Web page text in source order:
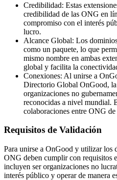
Credibilidad: Estas
credibilidad de las ONG en
compromiso con el interés
lucro.
Alcance Global: Los
como un paquete, lo que
mismo nombre en ambas
global y facilita la
Conexiones: Al unirse a
Directorio Global OnGood, la
organizaciones no
reconocidas a nivel mundial.
colaboraciones entre ONG
Requisitos de Validación
Para unirse a OnGood y utilizar
ONG deben cumplir con requisitos
incluyen ser organizaciones no
interés público y operar de manera